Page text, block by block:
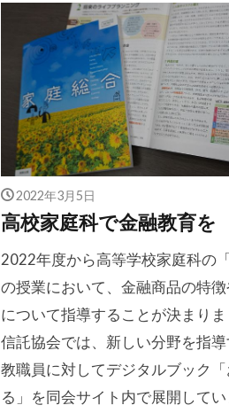
2022年3月5日
高校家庭科で金融教育を
2022年度から高等学校家庭科の
の授業において、金融商品の特
について指導することが決まり
信託協会では、新しい分野を指
教職員に対してデジタルブック
る」を同会サイト内で展開して